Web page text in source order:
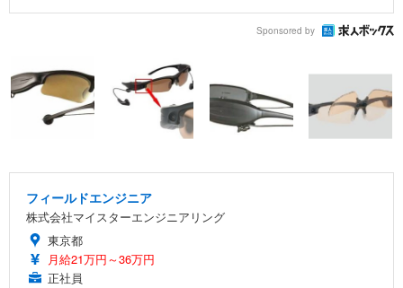
Sponsored by
フィールドエンジニア
株式会社マイスターエンジニアリング
東京都
月給21万円～36万円
正社員